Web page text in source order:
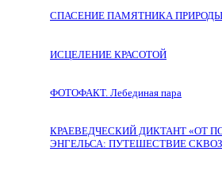
СПАСЕНИЕ ПАМЯТНИКА ПРИРОДЫ
ИСЦЕЛЕНИЕ КРАСОТОЙ
ФОТОФАКТ. Лебединая пара
КРАЕВЕДЧЕСКИЙ ДИКТАНТ «ОТ
ЭНГЕЛЬСА: ПУТЕШЕСТВИЕ